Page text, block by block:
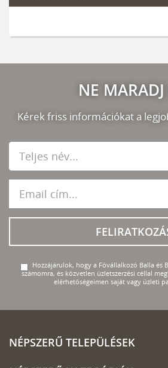
NE MARADJ
Kérek friss információkat a
Hozzájárulok, hogy a Fővállalkozó Balla és
számomra, és közvetlen üzletszerzési céllal
elérhetőségeimen saját vagy üzleti
NÉPSZERŰ TELEPÜLÉSEK